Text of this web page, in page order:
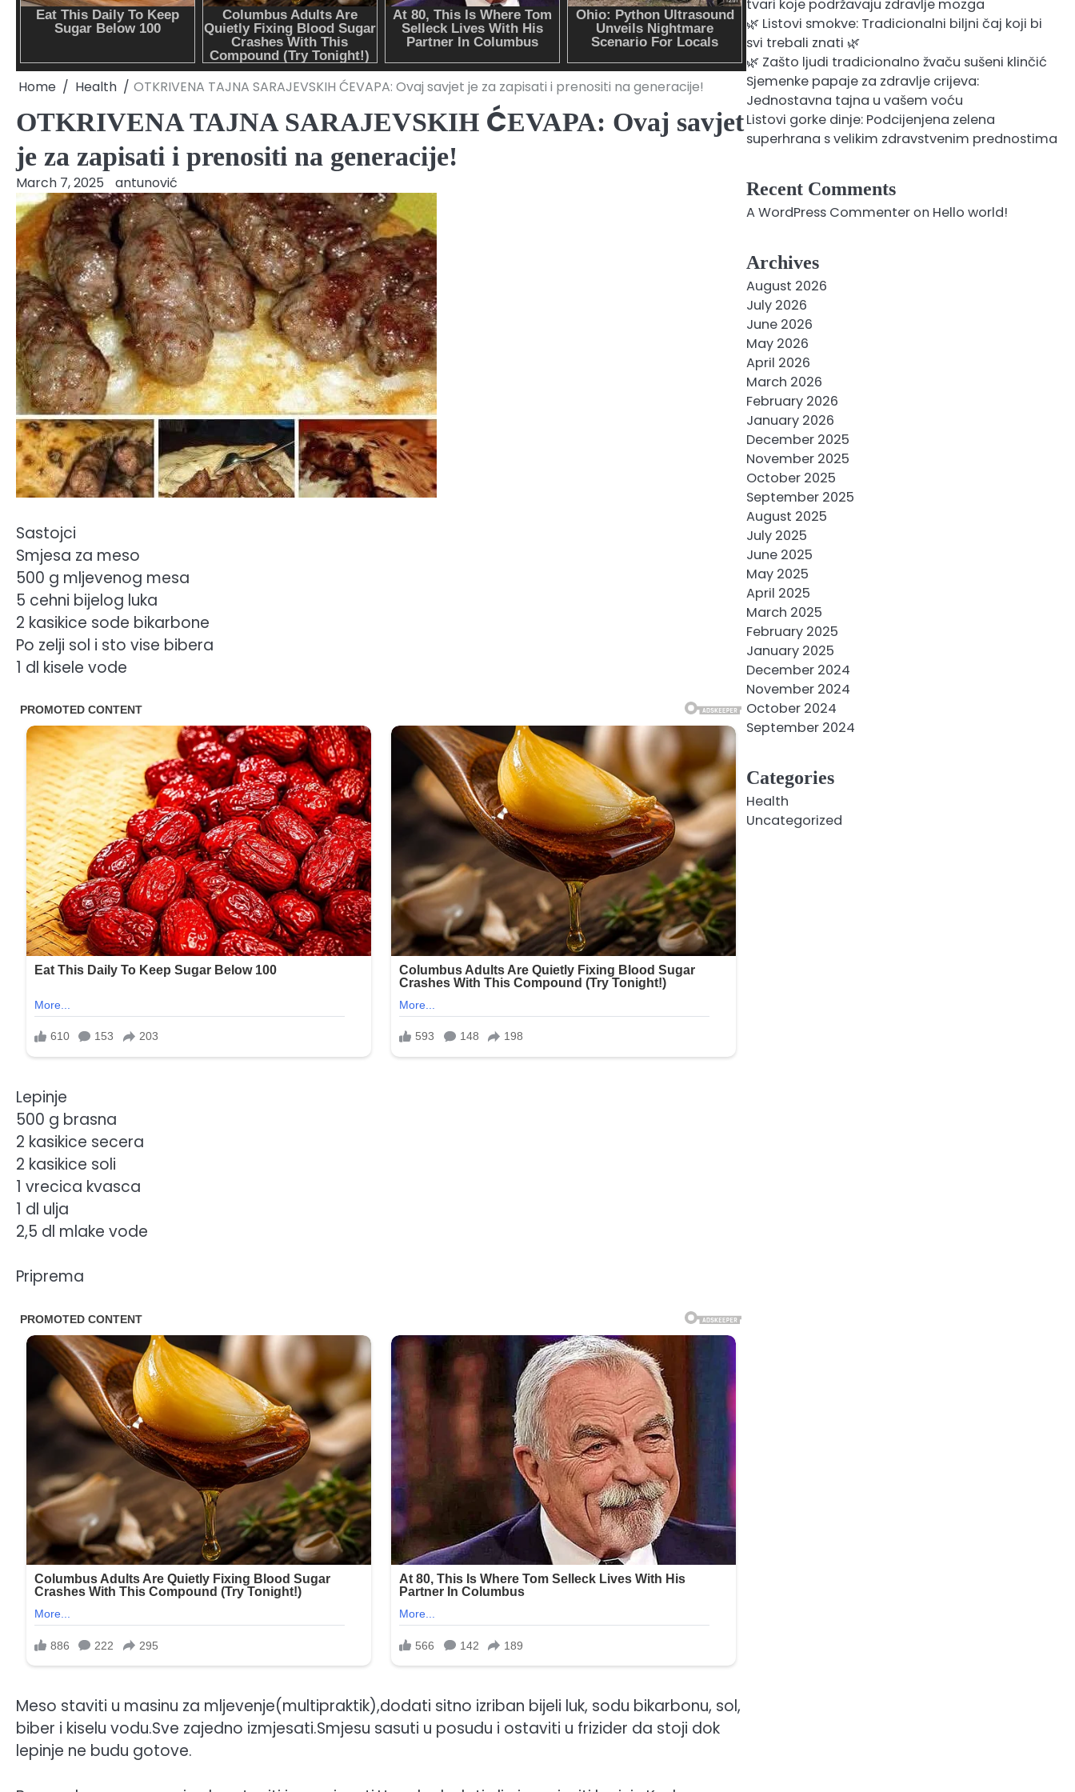
Home Health OTKRIVENA TAJNA SARAJEVSKIH ĆEVAPA: Ovaj savjet je za zapisati i prenositi na generacije!
OTKRIVENA TAJNA SARAJEVSKIH ĆEVAPA: Ovaj savjet
je za zapisati i prenositi na generacije!
March 7, 2025 antunović
Sastojci
Smjesa za meso
500 g mljevenog mesa
5 cehni bijelog luka
2 kasikice sode bikarbone
Po zelji sol i sto vise bibera
1 dl kisele vode
Lepinje
500 g brasna
2 kasikice secera
2 kasikice soli
1 vrecica kvasca
1 dl ulja
2,5 dl mlake vode
Priprema
Meso staviti u masinu za mljevenje(multipraktik),dodati sitno izriban bijeli luk, sodu bikarbonu, sol,
biber i kiselu vodu.Sve zajedno izmjesati.Smjesu sasuti u posudu i ostaviti u frizider da stoji dok
lepinje ne budu gotove.
tvari koje podržavaju zdravlje mozga
🌿 Listovi smokve: Tradicionalni biljni čaj koji bi
svi trebali znati 🌿
🌿 Zašto ljudi tradicionalno žvaču sušeni klinčić
Sjemenke papaje za zdravlje crijeva:
Jednostavna tajna u vašem voću
Listovi gorke dinje: Podcijenjena zelena
superhrana s velikim zdravstvenim prednostima
Recent Comments
A WordPress Commenteron Hello world!
Archives
August 2026
July 2026
June 2026
May 2026
April 2026
March 2026
February 2026
January 2026
December 2025
November 2025
October 2025
September 2025
August 2025
July 2025
June 2025
May 2025
April 2025
March 2025
February 2025
January 2025
December 2024
November 2024
October 2024
September 2024
Categories
Health
Uncategorized